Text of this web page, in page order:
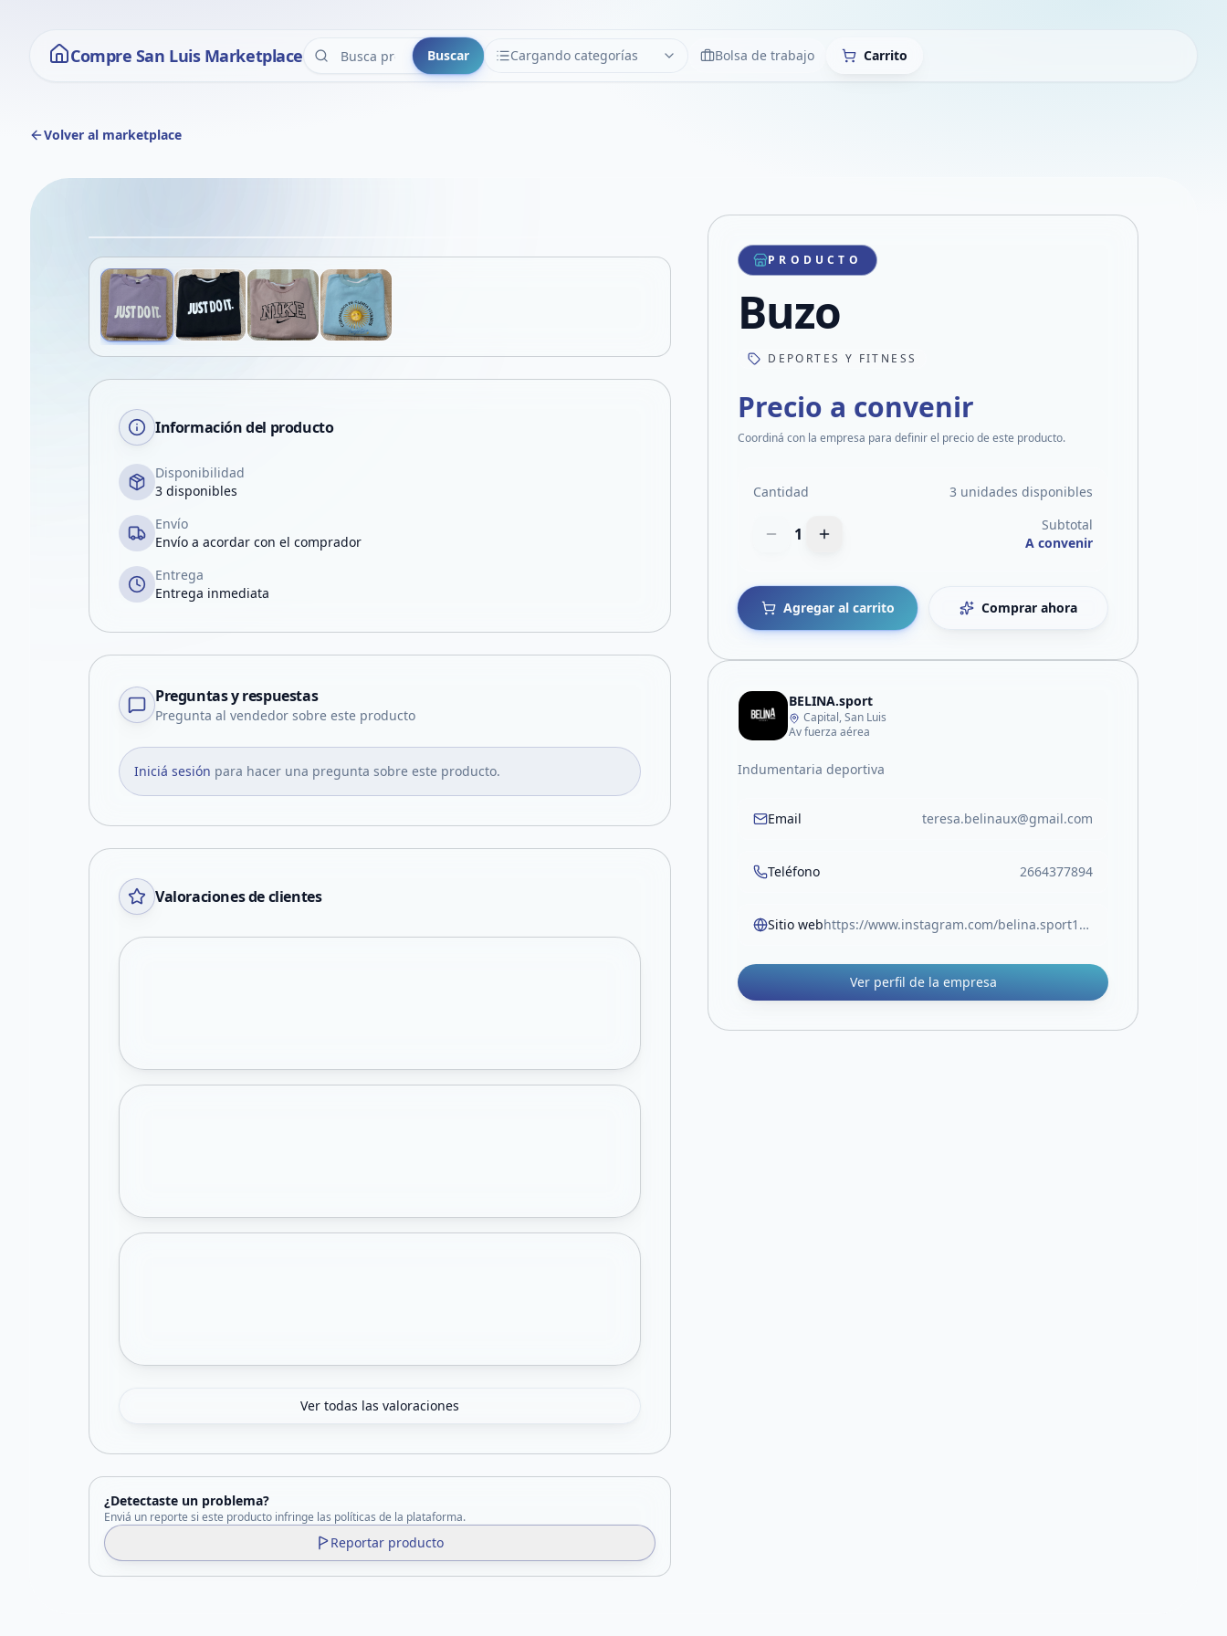
Compre San Luis Marketplace Buscar Cargando categorías
CATEGORÍAS LimpiarBolsa de trabajo Carrito
Volver al marketplace
Compartir producto
Compartir por WhatsApp
Compartir por mail
Compartir en Facebook
Compartir en X
Información del producto
Disponibilidad
3 disponibles
Envío
Envío a acordar con el comprador
Entrega
Entrega inmediata
Preguntas y respuestas
Pregunta al vendedor sobre este producto
Iniciá sesión para hacer una pregunta sobre este producto.
Valoraciones de clientes
Ver todas las valoraciones
¿Detectaste un problema?
Enviá un reporte si este producto infringe las políticas de la plataforma.
Reportar producto
PRODUCTO
Buzo
DEPORTES Y FITNESS
Precio a convenir
Coordiná con la empresa para definir el precio de este producto.
Cantidad 3 unidades disponibles
1
Subtotal
A convenir
Agregar al carrito Comprar ahora
BELINA.sport
Capital, San Luis
Av fuerza aérea
Indumentaria deportiva
Email teresa.belinaux@gmail.com
Teléfono 2664377894
Sitio web https://www.instagram.com/belina.sport1?igsh=MWlobDNkd2xnajZ4dg%3D%3D&utm_source=qr
Ver perfil de la empresa